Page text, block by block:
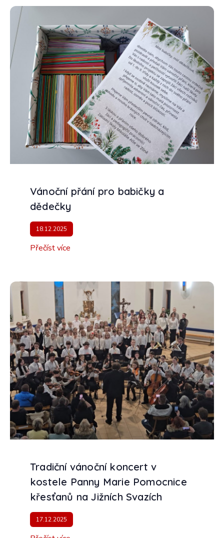
Vánoční přání pro babičky a
dědečky
18.12.2025
Přečíst více
Tradiční vánoční koncert v
kostele Panny Marie Pomocnice
křesťanů na Jižních Svazích
17.12.2025